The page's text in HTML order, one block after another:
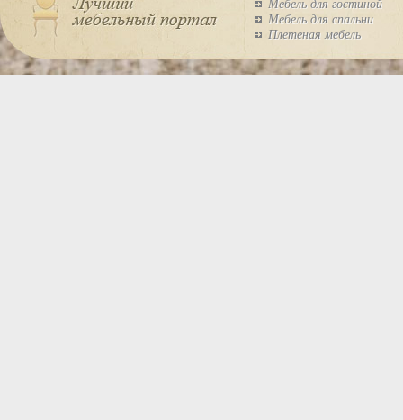
Мебель для гостиной
Мебель для спальни
Плетеная мебель